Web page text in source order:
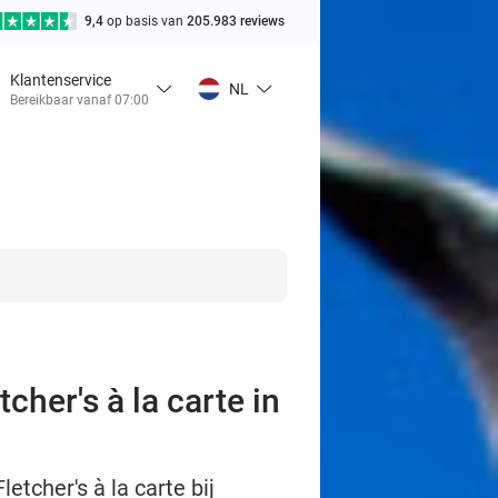
9,4 op basis van 205.983 reviews
Klantenservice
Bereikbaar vanaf 07:00
NL
à la carte in
à la carte bij